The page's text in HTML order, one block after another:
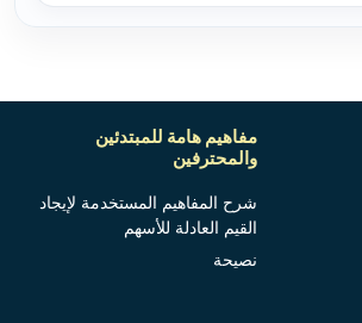
مفاهيم هامة للمبتدئين
والمحترفين
شرح المفاهيم المستخدمة لإيجاد
القيم العادلة للأسهم
نصيحة